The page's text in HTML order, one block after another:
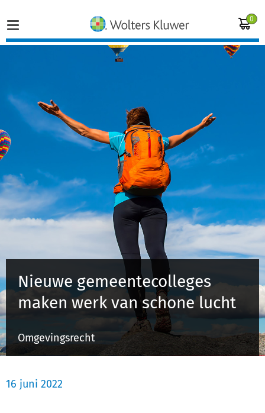
0
Vakgebieden
Producten
Opleidingen
Inloggen
Registreren
Nieuwe gemeentecolleges
maken werk van schone lucht
Omgevingsrecht
16 juni 2022